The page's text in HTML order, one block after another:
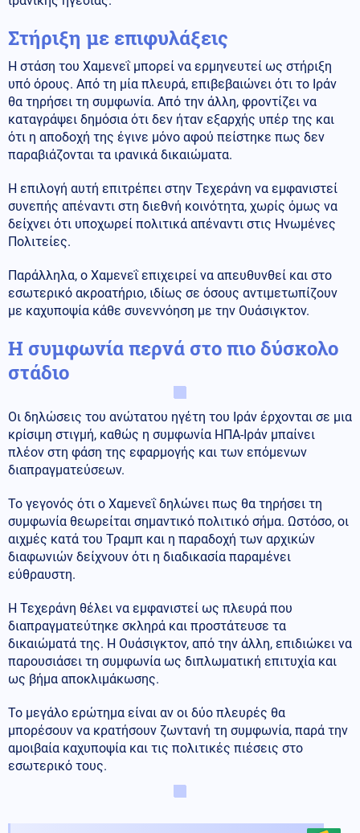
Στήριξη με επιφυλάξεις
Η στάση του Χαμενεΐ μπορεί να ερμηνευτεί ως στήριξη
υπό όρους. Από τη μία πλευρά, επιβεβαιώνει ότι το Ιράν
θα τηρήσει τη συμφωνία. Από την άλλη, φροντίζει να
καταγράψει δημόσια ότι δεν ήταν εξαρχής υπέρ της και
ότι η αποδοχή της έγινε μόνο αφού πείστηκε πως δεν
παραβιάζονται τα ιρανικά δικαιώματα.
Η επιλογή αυτή επιτρέπει στην Τεχεράνη να εμφανιστεί
συνεπής απέναντι στη διεθνή κοινότητα, χωρίς όμως να
δείχνει ότι υποχωρεί πολιτικά απέναντι στις Ηνωμένες
Πολιτείες.
Παράλληλα, ο Χαμενεΐ επιχειρεί να απευθυνθεί και στο
εσωτερικό ακροατήριο, ιδίως σε όσους αντιμετωπίζουν
με καχυποψία κάθε συνεννόηση με την Ουάσιγκτον.
Η συμφωνία περνά στο πιο δύσκολο
στάδιο
Οι δηλώσεις του ανώτατου ηγέτη του Ιράν έρχονται σε μια
κρίσιμη στιγμή, καθώς η συμφωνία ΗΠΑ-Ιράν μπαίνει
πλέον στη φάση της εφαρμογής και των επόμενων
διαπραγματεύσεων.
Το γεγονός ότι ο Χαμενεΐ δηλώνει πως θα τηρήσει τη
συμφωνία θεωρείται σημαντικό πολιτικό σήμα. Ωστόσο, οι
αιχμές κατά του Τραμπ και η παραδοχή των αρχικών
διαφωνιών δείχνουν ότι η διαδικασία παραμένει
εύθραυστη.
Η Τεχεράνη θέλει να εμφανιστεί ως πλευρά που
διαπραγματεύτηκε σκληρά και προστάτευσε τα
δικαιώματά της. Η Ουάσιγκτον, από την άλλη, επιδιώκει να
παρουσιάσει τη συμφωνία ως διπλωματική επιτυχία και
ως βήμα αποκλιμάκωσης.
Το μεγάλο ερώτημα είναι αν οι δύο πλευρές θα
μπορέσουν να κρατήσουν ζωντανή τη συμφωνία, παρά την
αμοιβαία καχυποψία και τις πολιτικές πιέσεις στο
εσωτερικό τους.